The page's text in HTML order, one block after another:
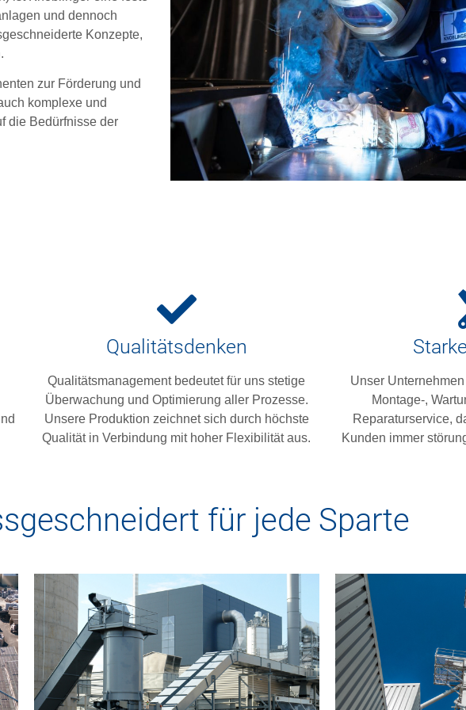
und dennoch
Konzepte,
zur Förderung und
komplexe und
die Bedürfnisse der
Qualitätsdenken
Qualitätsmanagement bedeutet für uns stetige
Überwachung und Optimierung aller Prozesse.
Unsere Produktion zeichnet sich durch höchste
Qualität in Verbindung mit hoher Flexibilität aus.
Unser
Montage-,
Reparaturservice,
Kunden immer
für jede Sparte